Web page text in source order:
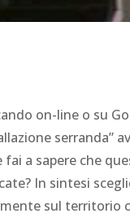
on-line o su
serranda”
fai a sapere che
In sintesi
sul territorio